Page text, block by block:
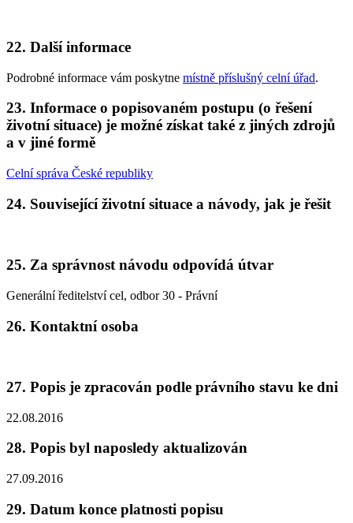
22. Další informace
Podrobné informace vám poskytne místně příslušný celní úřad.
23. Informace o popisovaném postupu (o řešení
životní situace) je možné získat také z jiných zdrojů
a v jiné formě
Celní správa České republiky
24. Související životní situace a návody, jak je řešit
25. Za správnost návodu odpovídá útvar
Generální ředitelství cel, odbor 30 - Právní
26. Kontaktní osoba
27. Popis je zpracován podle právního stavu ke dni
22.08.2016
28. Popis byl naposledy aktualizován
27.09.2016
29. Datum konce platnosti popisu